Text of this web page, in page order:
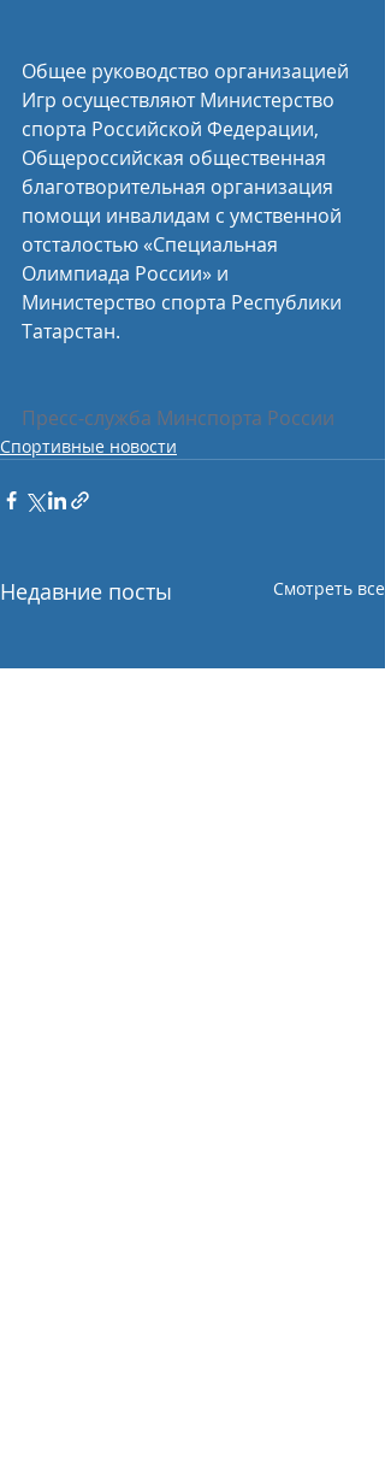
Общее руководство организацией
Игр осуществляют Министерство
спорта Российской Федерации,
Общероссийская общественная
благотворительная организация
помощи инвалидам с умственной
отсталостью «Специальная
Олимпиада России» и
Министерство спорта Республики
Татарстан.
Пресс-служба Минспорта России
Спортивные новости
Недавние посты Смотреть все